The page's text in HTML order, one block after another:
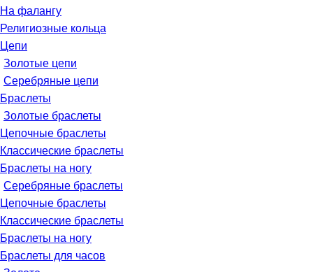
На фалангу
Религиозные кольца
Цепи
Золотые цепи
Серебряные цепи
Браслеты
Золотые браслеты
Цепочные браслеты
Классические браслеты
Браслеты на ногу
Серебряные браслеты
Цепочные браслеты
Классические браслеты
Браслеты на ногу
Браслеты для часов